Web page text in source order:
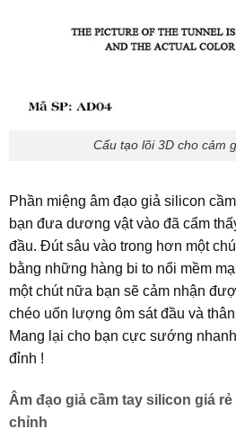
Cấu tạo lõi 3D cho cảm
Phần miệng âm đạo giả silicon
bạn đưa dương vật vào đã cẩm
đầu. Đút sâu vào trong hơn một
bằng những hàng bi to nổi mềm
một chút nữa bạn sẽ cảm nhận
chéo uốn lượng ôm sát đầu và
Mang lại cho bạn cực sướng
đỉnh !
Âm đạo giả cầm tay silicon giá
chỉnh